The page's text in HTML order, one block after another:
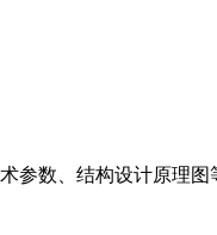
参数、结构设计原理